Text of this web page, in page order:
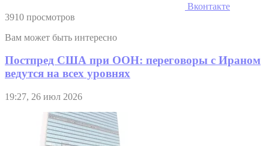
Вконтакте
3910 просмотров
Вам может быть интересно
Постпред США при ООН: переговоры с Ираном
ведутся на всех уровнях
19:27, 26 июл 2026